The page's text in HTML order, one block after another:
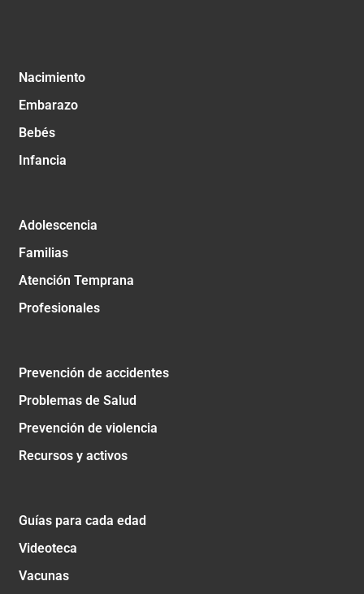
Nacimiento
Embarazo
Bebés
Infancia
Adolescencia
Familias
Atención Temprana
Profesionales
Prevención de accidentes
Problemas de Salud
Prevención de violencia
Recursos y activos
Guías para cada edad
Videoteca
Vacunas